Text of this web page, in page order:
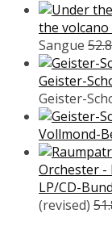
the
Sangue
Geister-
Geister-
Vollmond-
Orchester
LP/CD-
(revised)